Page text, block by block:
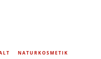
NATURKOSMETIK